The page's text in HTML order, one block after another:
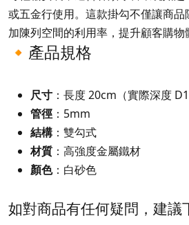
或五金行使用。這款掛勾不僅讓商
加陳列空間的利用率，提升顧客購物
🔸產品規格
尺寸 ：長度 20cm（實際深度
管徑 ：5mm
結構 ：雙勾式
材質 ：高強度金屬鐵材
顏色：白砂色
如對商品有任何疑問，建議